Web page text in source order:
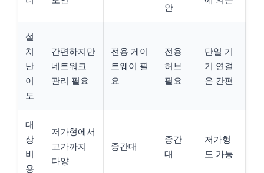
안
설
치
난
이
도
간편하지만
네트워크
관리 필요
전용 게이
트웨이 필
요
전용
허브
필요
단일 기
기 연결
은 간편
대
상
비
용
저가형에서
고가까지
다양
중간대
중간
대
저가형
도 가능